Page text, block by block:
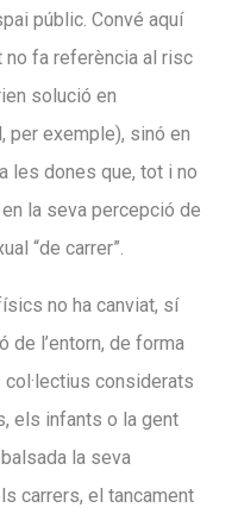
públic. Convé aquí
no fa referència al risc
solució en
per exemple), sinó en
les dones que, tot i no
la seva percepció de
“de carrer”.
no ha canviat, sí
de l’entorn, de forma
considerats
els infants o la gent
la seva
carrers, el tancament